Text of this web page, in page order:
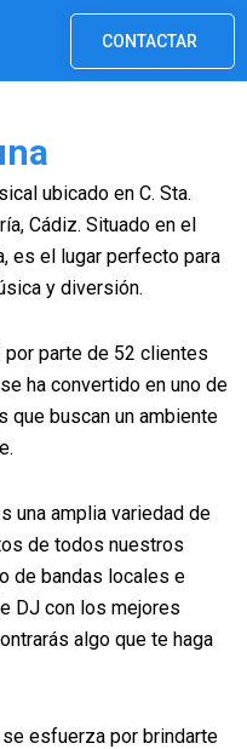
CONTACTAR
ubicado en C. Sta.
Cádiz. Situado en el
es el lugar perfecto para
y diversión.
por parte de 52 clientes
ha convertido en uno de
buscan un ambiente
una amplia variedad de
de todos nuestros
de bandas locales e
DJ con los mejores
algo que te haga
esfuerza por brindarte